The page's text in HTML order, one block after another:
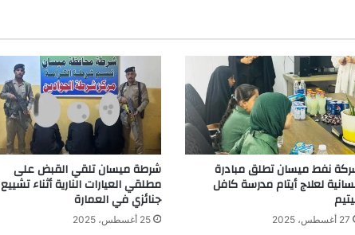
نفط ميسان تطلق مبادرة
لعلاج أيتام مدرسة كافل
27 أغسطس، 2025
شرطة ميسان تلقي القبض على
مطلقي العيارات النارية أثناء تشييع
جنائزي في العمارة
25 أغسطس، 2025